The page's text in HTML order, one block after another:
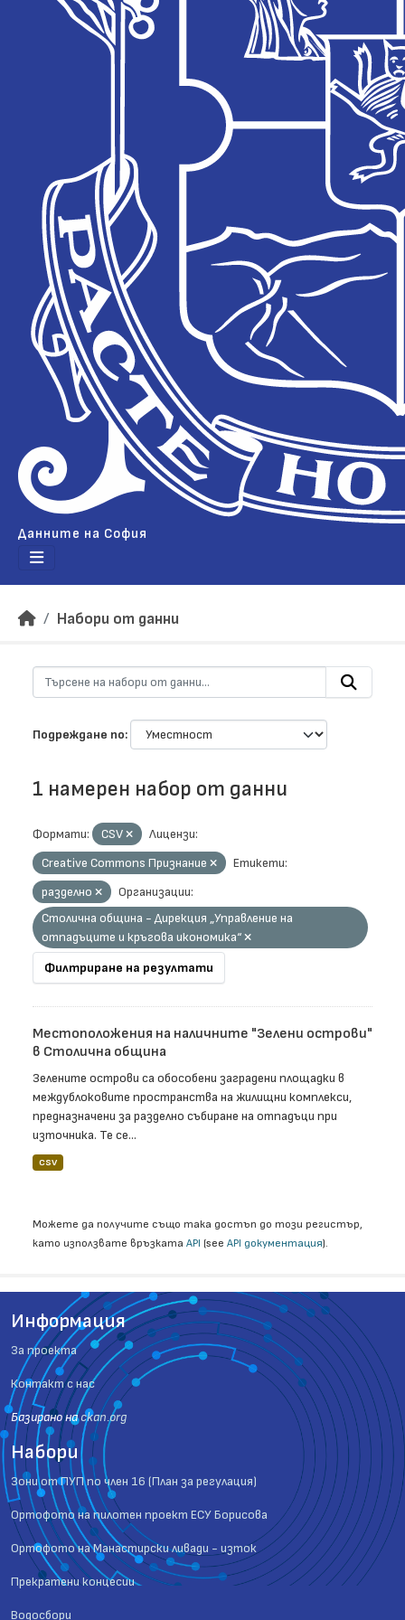
Данните на София
Набори от данни
Подреждане по
1 намерен набор от данни
Формати: CSV
Лицензи:
Creative Commons Признание
Етикети:
разделно
Организации:
Столична община - Дирекция „Управление на
отпадъците и кръгова икономика“
Филтриране на резултати
Местоположения на наличните "Зелени острови"
в Столична община
Зелените острови са обособени заградени площадки в
междублоковите пространства на жилищни комплекси,
предназначени за разделно събиране на отпадъци при
източника. Те се...
CSV
Можете да получите също така достъп до този регистър,
като използвате връзката API (see API документация).
Информация
За проекта
Контакт с нас
Базиранo наckan.org
Набори
Зони от ПУП по член 16 (План за регулация)
Ортофото на пилотен проект ЕСУ Борисова
Ортофото на Манастирски ливади - изток
Прекратени концесии
Водосбори